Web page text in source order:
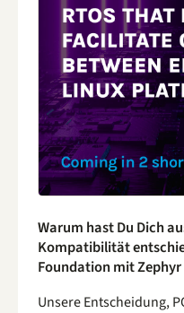
Warum hast Du Dich
Kompatibilität
Foundation mit
Unsere Entscheidung,